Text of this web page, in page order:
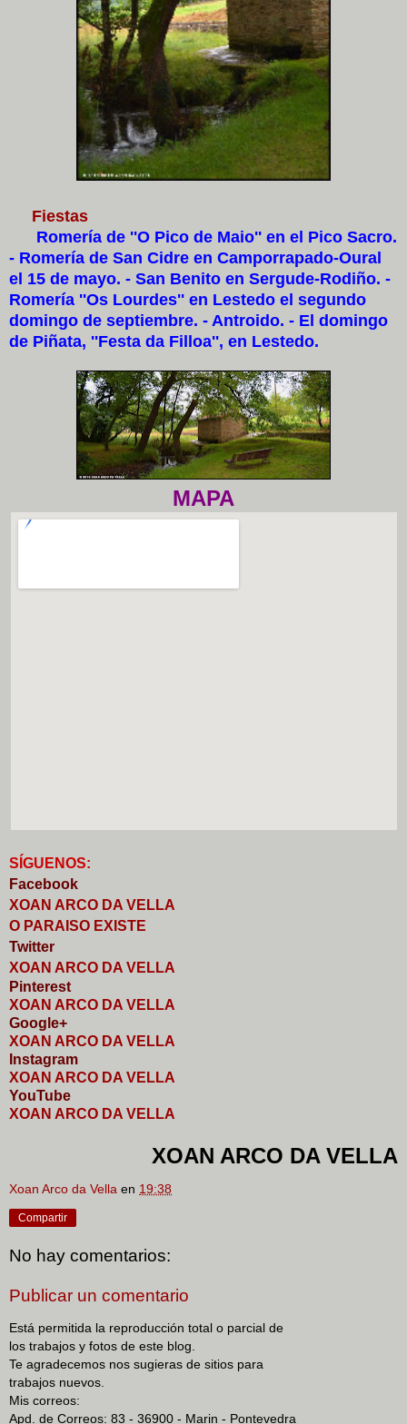
Fiestas
Romería de ''O Pico de Maio'' en el Pico Sacro.
- Romería de San Cidre en Camporrapado-Oural
el 15 de mayo. - San Benito en Sergude-Rodiño. -
Romería ''Os Lourdes'' en Lestedo el segundo
domingo de septiembre. - Antroido. - El domingo
de Piñata, ''Festa da Filloa'', en Lestedo.
MAPA
S GUENOS:
Facebook
XOAN ARCO DA VELLA
O PARAISO EXISTE
Twitter
XOAN ARCO DA VELLA
Pinterest
XOAN ARCO DA VELLA
Google+
XOAN ARCO DA VELLA
nstagram
XOAN ARCO DA VELLA
YouTube
XOAN ARCO DA VELLA
XOAN ARCO DA VELLA
Xoan Arco da Vella en 19:38
Compartir
No hay comentarios:
Publicar un comentario
Está permitida la reproducción total o parcial de
los trabajos y fotos de este blog.
Te agradecemos nos sugieras de sitios para
trabajos nuevos.
Mis correos:
Apd. de Correos: 83 - 36900 - Marin - Pontevedra